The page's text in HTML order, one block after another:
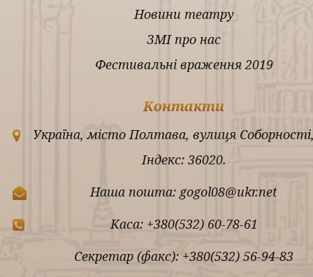
Новини театру
ЗМІ про нас
Фестивальні враження 2019
Контакти
Україна, місто Полтава, вулиця
Індекс: 36020.
Наша пошта: gogol08@ukr.net
Каса: +380(532) 60-78-61
Секретар (факс): +380(532) 56-94-83